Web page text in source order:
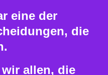
eine der
die
allen, die